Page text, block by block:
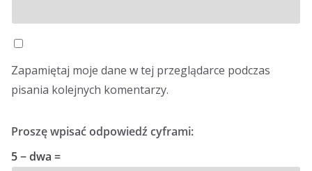
Zapamiętaj moje dane w tej przeglądarce podczas
pisania kolejnych komentarzy.
Proszę wpisać odpowiedź cyframi:
5 − dwa =